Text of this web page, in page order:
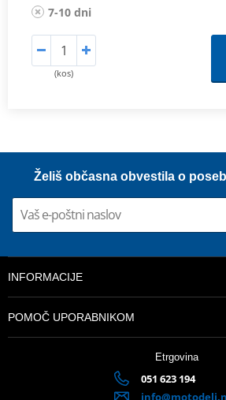
7-10 dni
(kos)
Želiš občasna obvestila o
INFORMACIJE
POMOČ UPORABNIKOM
Etrgovina
051 623 194